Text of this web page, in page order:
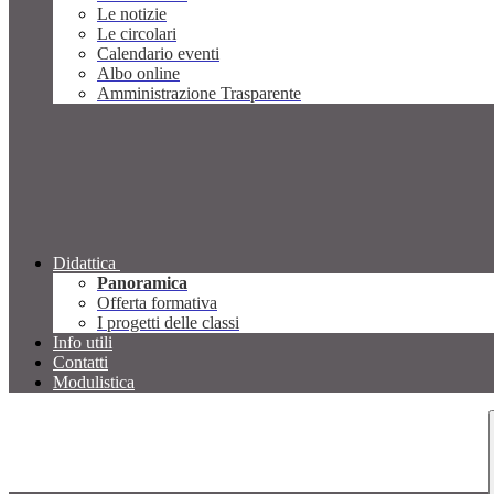
Le notizie
Le circolari
Calendario eventi
Albo online
Amministrazione Trasparente
Didattica
Panoramica
Offerta formativa
I progetti delle classi
Info utili
Contatti
Modulistica